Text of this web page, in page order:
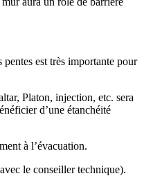
pentes est très importante pour
Platon, injection, etc. sera
d’une étanchéité
à l’évacuation.
le conseiller technique).